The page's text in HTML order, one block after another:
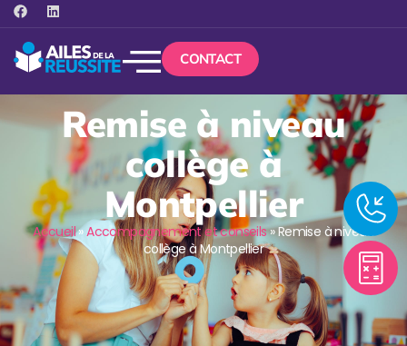
CONTACT
Remise à niveau
collège à
Montpellier
Accueil»Accompagnement et conseils»Remise à niveau
collège à Montpellier